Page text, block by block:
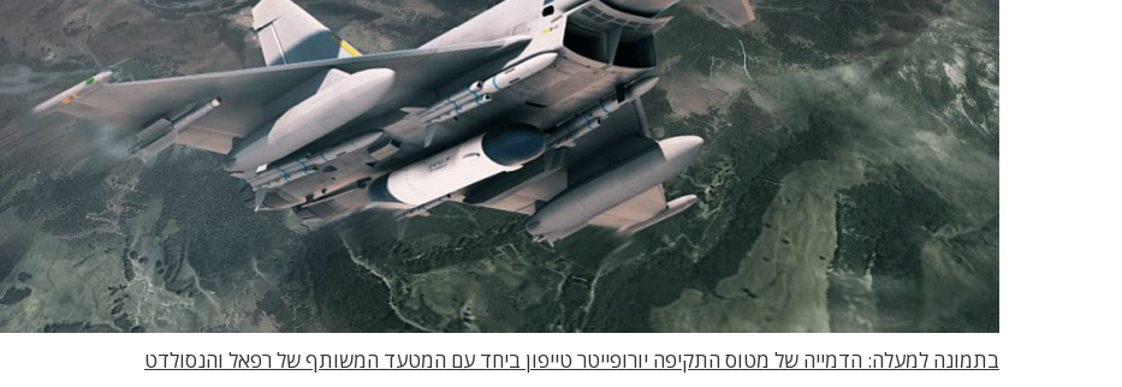
בתמונה למעלה: הדמייה של מטוס התקיפה יורופייטר טייפון ביחד עם המטעד המשותף של רפאל והנסולדט